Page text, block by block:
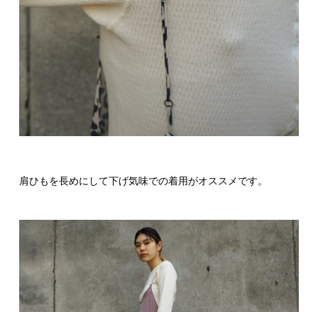
肩ひもを長めにして下げ気味での着用がオススメです。